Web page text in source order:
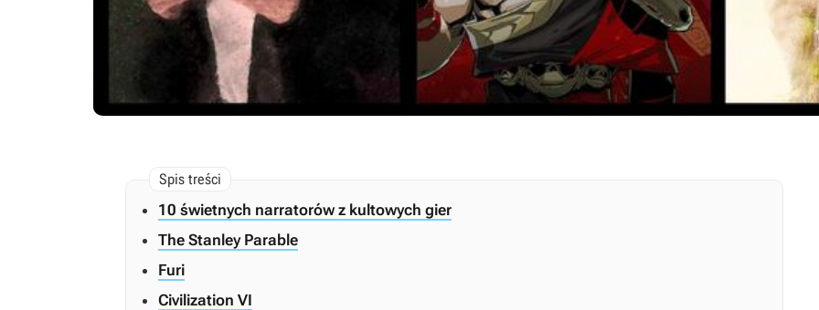
10 świetnych narratorów z kultowych gier
The Stanley Parable
Furi
Civilization VI